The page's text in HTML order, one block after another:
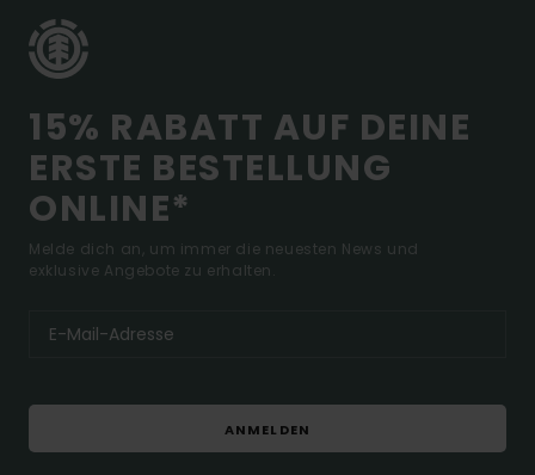
15% RABATT AUF DEINE
ERSTE BESTELLUNG
ONLINE*
Melde dich an, um immer die neuesten News und
exklusive Angebote zu erhalten.
ANMELDEN